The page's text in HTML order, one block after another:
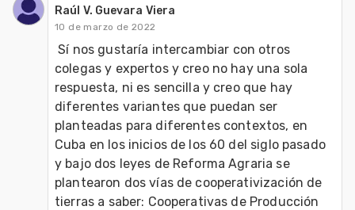
Raúl V. Guevara Viera
10 de marzo de 2022
Sí nos gustaría intercambiar con otros
colegas y expertos y creo no hay una sola
respuesta, ni es sencilla y creo que hay
diferentes variantes que puedan ser
planteadas para diferentes contextos, en
Cuba en los inicios de los 60 del siglo pasado
y bajo dos leyes de Reforma Agraria se
plantearon dos vías de cooperativización de
tierras a saber: Cooperativas de Producción